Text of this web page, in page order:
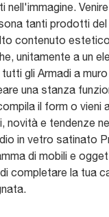
nell'immagine.
tanti prodotti
contenuto
unitamente a un
gli Armadi a
una stanza
il form o vieni
novità e tendenze
in vetro satinato
di mobili e
completare la tua